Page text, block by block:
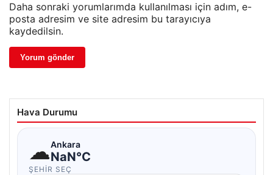
Daha sonraki yorumlarımda kullanılması için adım, e-
posta adresim ve site adresim bu tarayıcıya
kaydedilsin.
Hava Durumu
☁Ankara
NaN°C
ŞEHIR SEÇ